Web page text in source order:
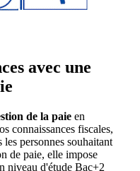
avec une
de la paie en
connaissances fiscales,
personnes souhaitant
de paie, elle impose
niveau d'étude Bac+2